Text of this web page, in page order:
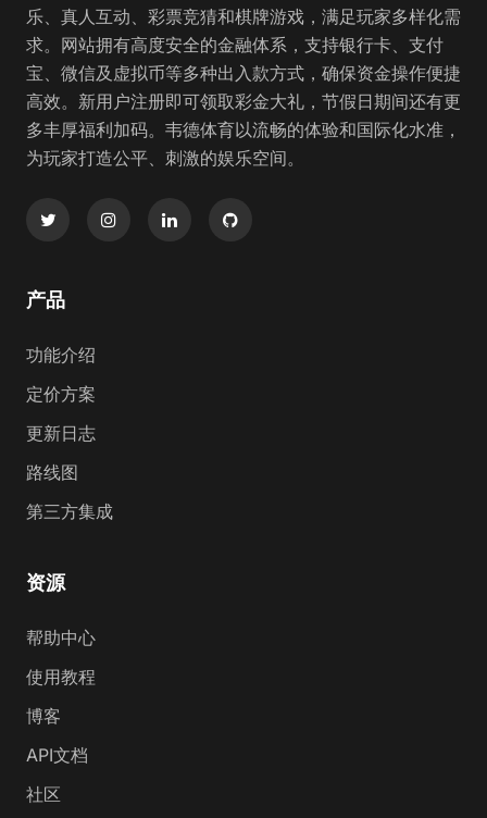
乐、真人互动、彩票竞猜和棋牌游戏，满足玩家多样化需
求。网站拥有高度安全的金融体系，支持银行卡、支付
宝、微信及虚拟币等多种出入款方式，确保资金操作便捷
高效。新用户注册即可领取彩金大礼，节假日期间还有更
多丰厚福利加码。韦德体育以流畅的体验和国际化水准，
为玩家打造公平、刺激的娱乐空间。
产品
功能介绍
定价方案
更新日志
路线图
第三方集成
资源
帮助中心
使用教程
博客
API文档
社区